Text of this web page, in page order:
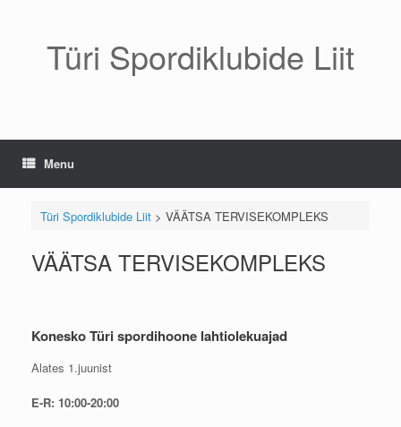
Türi Spordiklubide Liit
Menu
Türi Spordiklubide Liit> VÄÄTSA TERVISEKOMPLEKS
VÄÄTSA TERVISEKOMPLEKS
Konesko Türi spordihoone lahtiolekuajad
Alates 1.juunist
E-R: 10:00-20:00